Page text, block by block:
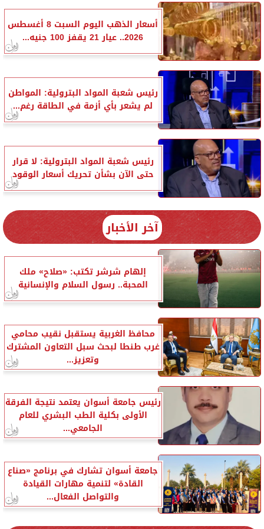
أسعار الذهب اليوم السبت 8 أغسطس
2026.. عيار 21 يقفز 100 جنيه...
رئيس شعبة المواد البترولية: المواطن
لم يشعر بأي أزمة في الطاقة رغم...
رئيس شعبة المواد البترولية: لا قرار
حتى الآن بشأن تحريك أسعار الوقود
آخر الأخبار
إلهام شرشر تكتب: «صلاح» ملك
المحبة.. رسول السلام والإنسانية
محافظ الغربية يستقبل نقيب محامي
غرب طنطا لبحث سبل التعاون المشترك
وتعزيز...
رئيس جامعة أسوان يعتمد نتيجة الفرقة
الأولى بكلية الطب البشري للعام
الجامعي...
جامعة أسوان تشارك في برنامج «صناع
القادة» لتنمية مهارات القيادة
والتواصل الفعال...